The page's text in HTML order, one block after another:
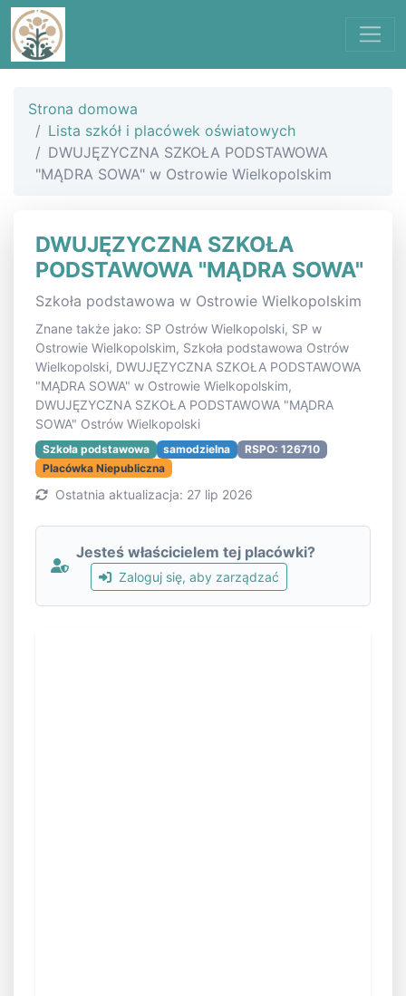
Strona domowa
Lista szkół i placówek oświatowych
DWUJĘZYCZNA SZKOŁA PODSTAWOWA
"MĄDRA SOWA" w Ostrowie Wielkopolskim
DWUJĘZYCZNA SZKOŁA
PODSTAWOWA "MĄDRA SOWA"
Szkoła podstawowa w Ostrowie Wielkopolskim
Znane także jako: SP Ostrów Wielkopolski, SP w
Ostrowie Wielkopolskim, Szkoła podstawowa Ostrów
Wielkopolski, DWUJĘZYCZNA SZKOŁA PODSTAWOWA
"MĄDRA SOWA" w Ostrowie Wielkopolskim,
DWUJĘZYCZNA SZKOŁA PODSTAWOWA "MĄDRA
SOWA" Ostrów Wielkopolski
Szkoła podstawowa samodzielna
RSPO: 126710
Placówka Niepubliczna
Ostatnia aktualizacja: 27 lip 2026
Jesteś właścicielem tej placówki?
Zaloguj się, aby zarządzać